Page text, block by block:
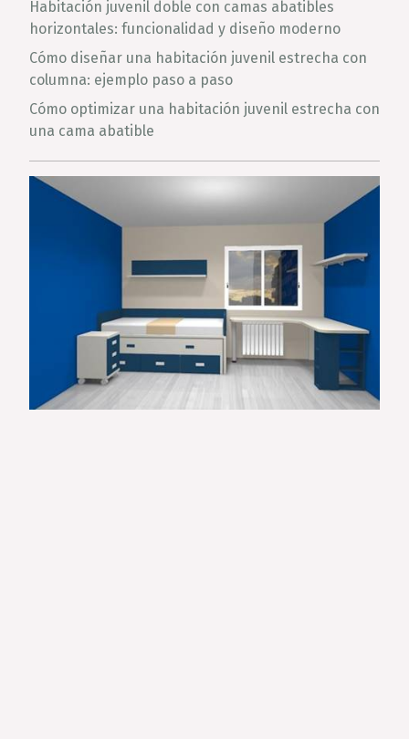
Habitación juvenil doble con camas abatibles
horizontales: funcionalidad y diseño moderno
Cómo diseñar una habitación juvenil estrecha con
columna: ejemplo paso a paso
Cómo optimizar una habitación juvenil estrecha con
una cama abatible